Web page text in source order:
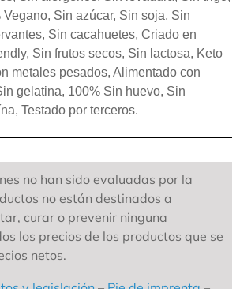
Sin azúcar, Sin soja, Sin
Sin cacahuetes, Criado en
Sin frutos secos, Sin lactosa, Keto
metales pesados, Alimentado con
gelatina, 100% Sin huevo, Sin
Testado por terceros.
no han sido evaluadas por la
no están destinados a
curar o prevenir ninguna
los precios de los productos que se
netos.